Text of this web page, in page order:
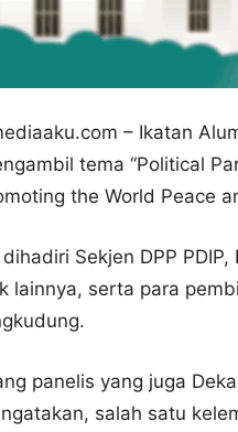
– Ikatan
tema “Political
the World Peace
Sekjen DPP
lainnya, serta para
panelis yang juga
salah satu